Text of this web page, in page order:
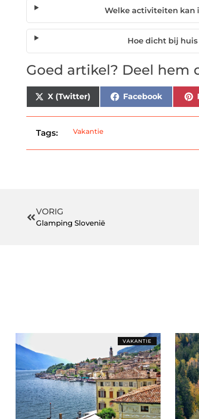
Welke activiteiten kan
Hoe dicht bij
Goed artikel? Deel hem
X (Twitter) Facebook
Tags: Vakantie
VORIG
Glamping Slovenië
VAKANTIE